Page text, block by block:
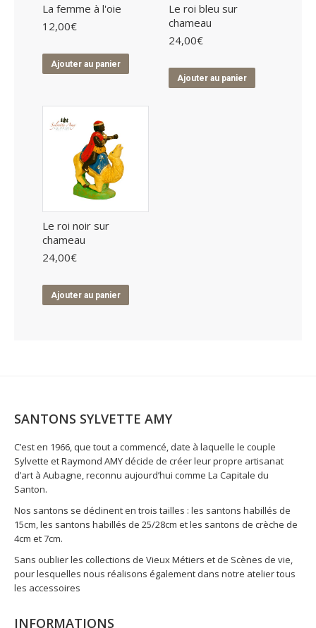
La femme à l'oie
12,00€
Ajouter au panier
Le roi bleu sur
chameau
24,00€
Ajouter au panier
Le roi noir sur
chameau
24,00€
Ajouter au panier
SANTONS SYLVETTE AMY
C’est en 1966, que tout a commencé, date à laquelle le couple
Sylvette et Raymond AMY décide de créer leur propre artisanat
d’art à Aubagne, reconnu aujourd’hui comme La Capitale du
Santon.
Nos santons se déclinent en trois tailles : les santons habillés de
15cm, les santons habillés de 25/28cm et les santons de crèche de
4cm et 7cm.
Sans oublier les collections de Vieux Métiers et de Scènes de vie,
pour lesquelles nous réalisons également dans notre atelier tous
les accessoires
INFORMATIONS